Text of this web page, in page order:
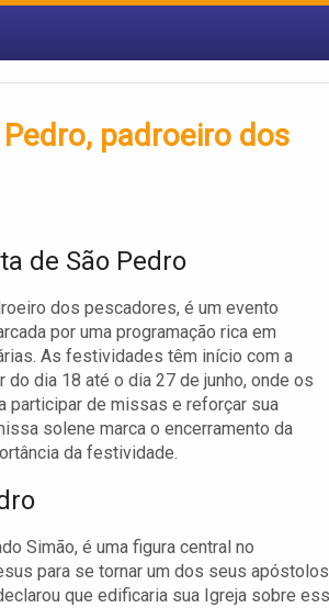
padroeiro dos
de São Pedro
dos pescadores, é um evento
por uma programação rica em
As festividades têm início com a
do dia 18 até o dia 27 de junho, onde os
participar de missas e reforçar sua
solene marca o encerramento da
da festividade.
Simão, é uma figura central no
para se tornar um dos seus
que edificaria sua Igreja sobre